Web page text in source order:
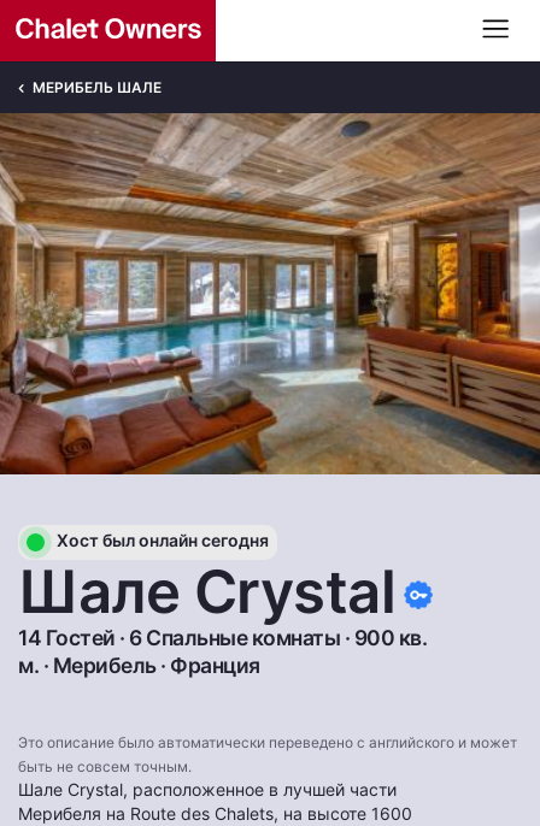
МЕРИБЕЛЬ ШАЛЕ
Хост был онлайн сегодня
Шале Crystal
14 Гостей · 6 Спальные комнаты · 900 кв.
м. · Мерибель· Франция
Это описание было автоматически переведено с английского и может
быть не совсем точным.
Шале Crystal, расположенное в лучшей части
Мерибеля на Route des Chalets, на высоте 1600